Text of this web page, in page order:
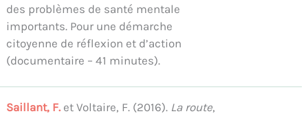
des problèmes de santé mentale
importants. Pour une démarche
citoyenne de réflexion et d’action
(documentaire – 41 minutes).
Saillant, F. et Voltaire, F. (2016). La route,